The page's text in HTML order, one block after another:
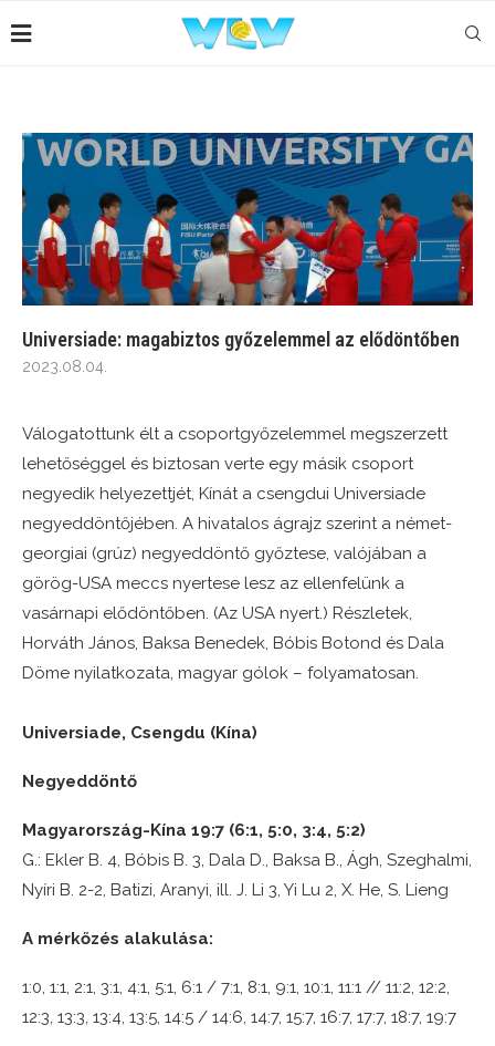
Universiade: magabiztos győzelemmel az elődöntőben
2023.08.04.
Válogatottunk élt a csoportgyőzelemmel megszerzett
lehetőséggel és biztosan verte egy másik csoport
negyedik helyezettjét, Kínát a csengdui Universiade
negyeddöntőjében. A hivatalos ágrajz szerint a német-
georgiai (grúz) negyeddöntő győztese, valójában a
görög-USA meccs nyertese lesz az ellenfelünk a
vasárnapi elődöntőben. (Az USA nyert.) Részletek,
Horváth János, Baksa Benedek, Bóbis Botond és Dala
Döme nyilatkozata, magyar gólok – folyamatosan.
Universiade, Csengdu (Kína)
Negyeddöntő
Magyarország-Kína 19:7 (6:1, 5:0, 3:4, 5:2)
G.: Ekler B. 4, Bóbis B. 3, Dala D., Baksa B., Ágh, Szeghalmi,
Nyíri B. 2-2, Batizi, Aranyi, ill. J. Li 3, Yi Lu 2, X. He, S. Lieng
A mérkőzés alakulása:
1:0, 1:1, 2:1, 3:1, 4:1, 5:1, 6:1 / 7:1, 8:1, 9:1, 10:1, 11:1 // 11:2, 12:2,
12:3, 13:3, 13:4, 13:5, 14:5 / 14:6, 14:7, 15:7, 16:7, 17:7, 18:7, 19:7